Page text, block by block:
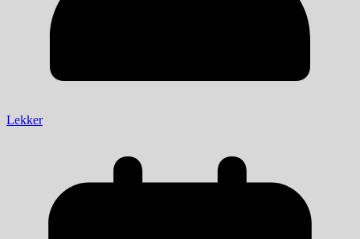
Lekker